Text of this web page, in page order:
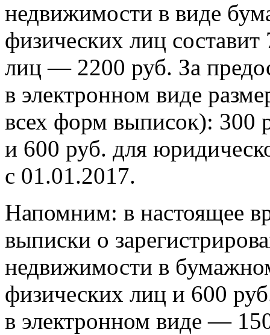
недвижимости в виде
физических лиц
лиц — 2200 руб. За
в электронном виде
всех форм выписок): 300
и 600 руб. для
с 01.01.2017.
Напомним: в настоящее
выписки о
недвижимости в
физических лиц и 600
в электронном виде —